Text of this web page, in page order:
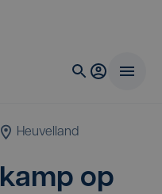
Heuvelland
op